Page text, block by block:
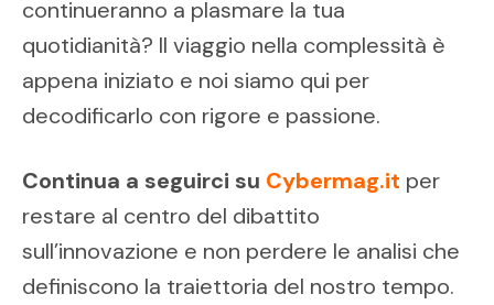
continueranno a plasmare la tua
quotidianità? Il viaggio nella complessità è
appena iniziato e noi siamo qui per
decodificarlo con rigore e passione.
Continua a seguirci su Cybermag.it per
restare al centro del dibattito
sull’innovazione e non perdere le analisi che
definiscono la traiettoria del nostro tempo.